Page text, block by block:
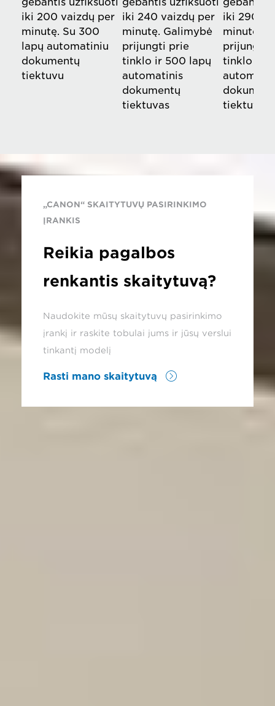
iki 200 vaizdų per
minutę. Su 300
lapų automatiniu
dokumentų
tiektuvu
iki 240 vaizdų per
minutę. Galimybė
prijungti prie
tinklo ir 500 lapų
automatinis
dokumentų
tiektuvas
iki 290
minutę.
prijungti
tinklo ir
tiektuvas
„CANON“ SKAITYTUVŲ PASIRINKIMO
ĮRANKIS
Reikia pagalbos
renkantis skaitytuvą?
Naudokite mūsų skaitytuvų pasirinkimo
įrankį ir raskite tobulai jums ir jūsų verslui
tinkantį modelį
Rasti mano skaitytuvą